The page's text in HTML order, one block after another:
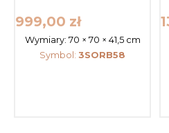
999,00 zł
Wymiary: 70 × 70 × 41,5 cm
Symbol:3SORB58